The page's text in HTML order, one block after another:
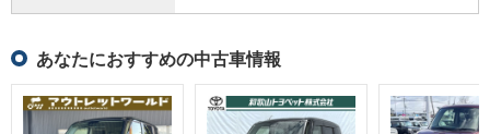
あなたにおすすめの中古車情報